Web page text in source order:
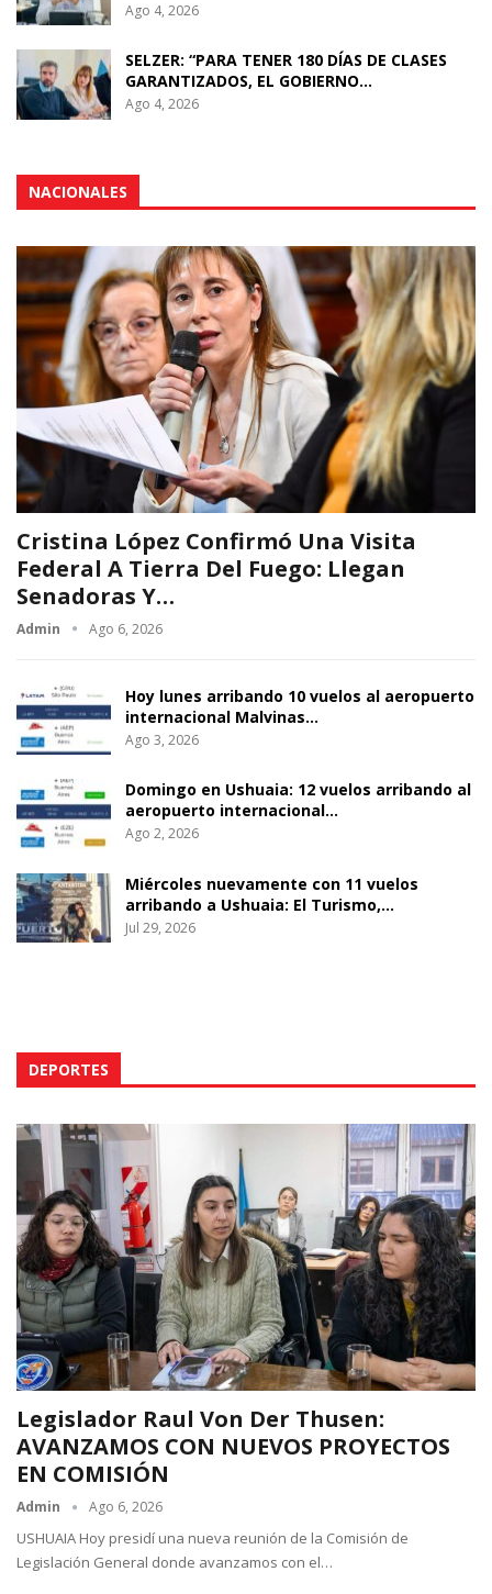
Ago 4, 2026
SELZER: “PARA TENER 180 DÍAS DE CLASES
GARANTIZADOS, EL GOBIERNO…
Ago 4, 2026
NACIONALES
Cristina López Confirmó Una Visita
Federal A Tierra Del Fuego: Llegan
Senadoras Y…
Admin Ago 6, 2026
Hoy lunes arribando 10 vuelos al aeropuerto
internacional Malvinas…
Ago 3, 2026
Domingo en Ushuaia: 12 vuelos arribando al
aeropuerto internacional…
Ago 2, 2026
Miércoles nuevamente con 11 vuelos
arribando a Ushuaia: El Turismo,…
Jul 29, 2026
DEPORTES
Legislador Raul Von Der Thusen:
AVANZAMOS CON NUEVOS PROYECTOS
EN COMISIÓN
Admin Ago 6, 2026
USHUAIA Hoy presidí una nueva reunión de la Comisión de
Legislación General donde avanzamos con el…